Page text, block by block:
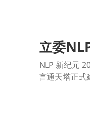
立委
NLP 新纪元
言通天塔正式